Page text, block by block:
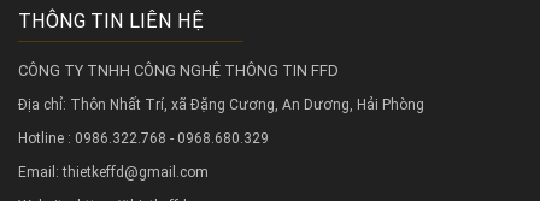
THÔNG TIN LIÊN HỆ
CÔNG TY TNHH CÔNG NGHỆ THÔNG TIN FFD
Địa chỉ: Thôn Nhất Trí, xã Đặng Cương, An Dương, Hải Phòng
Hotline : 0986.322.768 - 0968.680.329
Email: thietkeffd@gmail.com